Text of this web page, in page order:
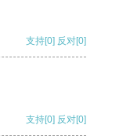
支持[0] 反对[0]
支持[0] 反对[0]